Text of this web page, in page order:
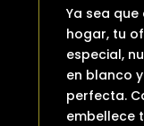
Ya sea
hogar, tu
especial,
en blanco
perfecta.
embellece